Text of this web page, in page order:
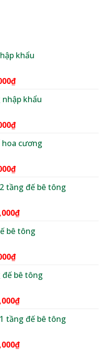
khẩu
₫Giá
tại
2,199,000₫.
khẩu
₫Giá
tại
2,299,000₫.
hoa cương
₫Giá
tại
1,950,000₫.
tầng đế bê tông
₫Khoảng
từ
bê tông
₫Giá
tại
3,600,000₫.
đế bê tông
₫Khoảng
từ
đến
tầng đế bê tông
₫Khoảng